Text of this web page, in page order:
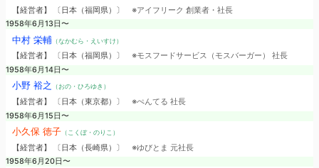
【経営者】 〔日本（福岡県）〕 ※アイフリーク 創業者・社長
1958年6月13日〜
中村 栄輔 （なかむら・えいすけ）
【経営者】 〔日本（福岡県）〕 ※モスフードサービス（モスバーガー） 社長
1958年6月14日〜
小野 裕之 （おの・ひろゆき）
【経営者】 〔日本（東京都）〕 ※ぺんてる 社長
1958年6月15日〜
小久保 徳子（こくぼ・のりこ）
【経営者】 〔日本（長崎県）〕 ※ゆびとま 元社長
1958年6月20日〜